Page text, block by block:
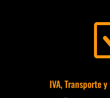
IVA, Transporte